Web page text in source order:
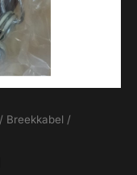
/ Breekkabel /